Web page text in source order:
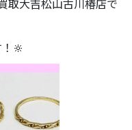
取大吉松山古川椿店で
🔆